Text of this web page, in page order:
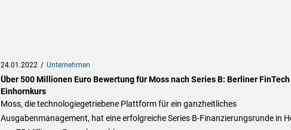
24.01.2022 Unternehmen
Über 500 Millionen Euro Bewertung für Moss nach Series B: Berliner
Einhornkurs
Moss, die technologiegetriebene Plattform für ein ganzheitliches
Ausgabenmanagement, hat eine erfolgreiche Series B-Finanzierungsrunde in